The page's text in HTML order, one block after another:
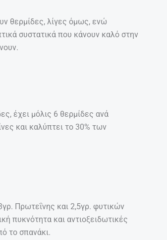
θερμίδες, λίγες όμως, ενώ
συστατικά που κάνουν καλό στην
έχει μόλις 6 θερμίδες ανά
και καλύπτει το 30% των
Πρωτεΐνης και 2,5γρ. φυτικών
πυκνότητα και αντιοξειδωτικές
το σπανάκι.